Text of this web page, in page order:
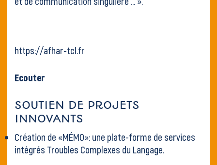
https://afhar-tcl.fr
Ecouter
SOUTIEN DE PROJETS
INNOVANTS
Création de «MÉMO»: une plate-forme de services
intégrés Troubles Complexes du Langage.